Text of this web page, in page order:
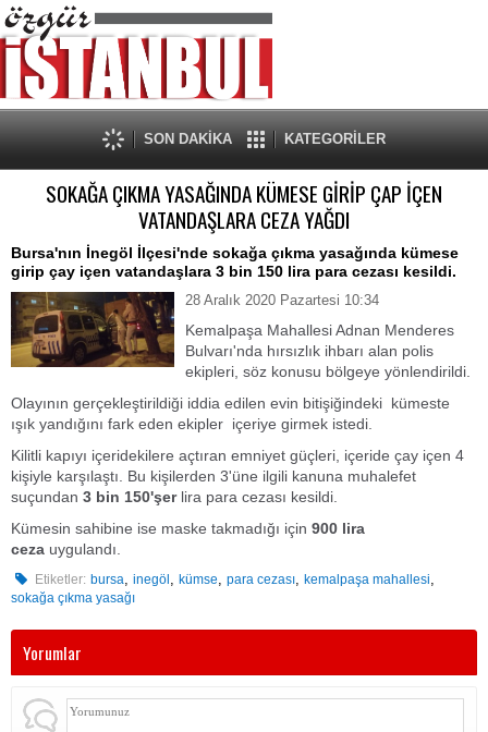
SON DAKİKA KATEGORİLER
SOKAĞA ÇIKMA YASAĞINDA KÜMESE GİRİP ÇAP İÇEN
VATANDAŞLARA CEZA YAĞDI
Bursa'nın İnegöl İlçesi'nde sokağa çıkma yasağında kümese
girip çay içen vatandaşlara 3 bin 150 lira para cezası kesildi.
28 Aralık 2020 Pazartesi 10:34
Kemalpaşa Mahallesi Adnan Menderes
Bulvarı'nda hırsızlık ihbarı alan polis
ekipleri, söz konusu bölgeye yönlendirildi.
Olayının gerçekleştirildiği iddia edilen evin bitişiğindeki kümeste
ışık yandığını fark eden ekipler içeriye girmek istedi.
Kilitli kapıyı içeridekilere açtıran emniyet güçleri, içeride çay içen 4
kişiyle karşılaştı. Bu kişilerden 3'üne ilgili kanuna muhalefet
suçundan 3 bin 150'şerlira para cezası kesildi.
Kümesin sahibine ise maske takmadığı için 900 lira
ceza uygulandı.
Etiketler: bursa,inegöl ,kümse,para cezası,kemalpaşa mahallesi,
sokağa çıkma yasağı
Yorumlar